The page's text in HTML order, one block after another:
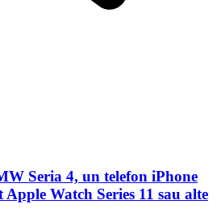
Seria 4, un telefon iPhone
Apple Watch Series 11 sau alte